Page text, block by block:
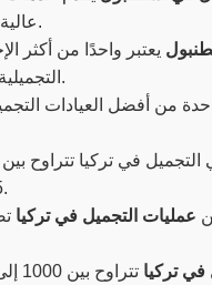
عالية الجودة.
يعتبر واحدًا من أكثر
التجميلية شعبية.
من أفضل العيادات
25 سنة.
عمليات التجميل في تركيا
في تركيا